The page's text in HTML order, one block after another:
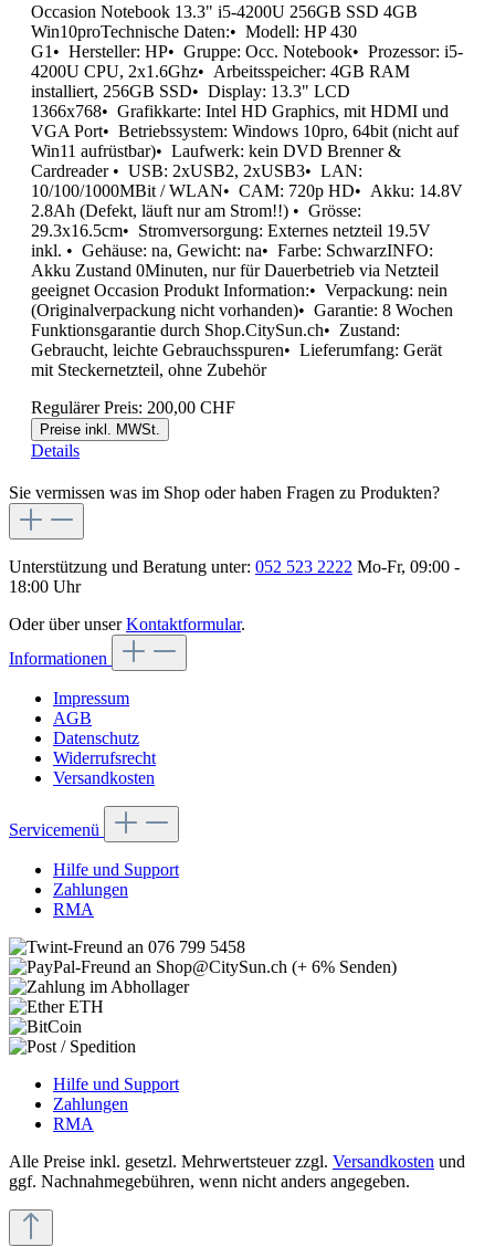
Occasion Notebook 13.3" i5-4200U 256GB SSD 4GB
Win10proTechnische Daten:• Modell: HP 430
G1• Hersteller: HP• Gruppe: Occ. Notebook• Prozessor: i5-
4200U CPU, 2x1.6Ghz• Arbeitsspeicher: 4GB RAM
installiert, 256GB SSD• Display: 13.3" LCD
1366x768• Grafikkarte: Intel HD Graphics, mit HDMI und
VGA Port• Betriebssystem: Windows 10pro, 64bit (nicht auf
Win11 aufrüstbar)• Laufwerk: kein DVD Brenner &
Cardreader • USB: 2xUSB2, 2xUSB3• LAN:
10/100/1000MBit / WLAN• CAM: 720p HD• Akku: 14.8V
2.8Ah (Defekt, läuft nur am Strom!!) • Grösse:
29.3x16.5cm• Stromversorgung: Externes netzteil 19.5V
inkl. • Gehäuse: na, Gewicht: na• Farbe: SchwarzINFO:
Akku Zustand 0Minuten, nur für Dauerbetrieb via Netzteil
geeignet Occasion Produkt Information:• Verpackung: nein
(Originalverpackung nicht vorhanden)• Garantie: 8 Wochen
Funktionsgarantie durch Shop.CitySun.ch• Zustand:
Gebraucht, leichte Gebrauchsspuren• Lieferumfang: Gerät
mit Steckernetzteil, ohne Zubehör
Regulärer Preis: 200,00 CHF
Preise inkl. MWSt.
Details
Sie vermissen was im Shop oder haben Fragen zu Produkten?
Unterstützung und Beratung unter: 052 523 2222 Mo-Fr, 09:00 -
18:00 Uhr
Oder über unserKontaktformular.
Informationen
Impressum
AGB
Datenschutz
Widerrufsrecht
Versandkosten
Servicemenü
Hilfe und Support
Zahlungen
RMA
Hilfe und Support
Zahlungen
RMA
Alle Preise inkl. gesetzl. Mehrwertsteuer zzgl. Versandkosten und
ggf. Nachnahmegebühren, wenn nicht anders angegeben.